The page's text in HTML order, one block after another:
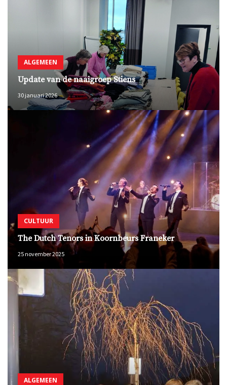
ALGEMEEN
Update van de naaigroep Stiens
30 januari 2026
CULTUUR
The Dutch Tenors in Koornbeurs Franeker
25 november 2025
ALGEMEEN